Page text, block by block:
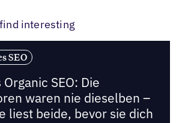
interesting
SEO
Organic SEO: Die
waren nie dieselben –
liest beide, bevor sie dich